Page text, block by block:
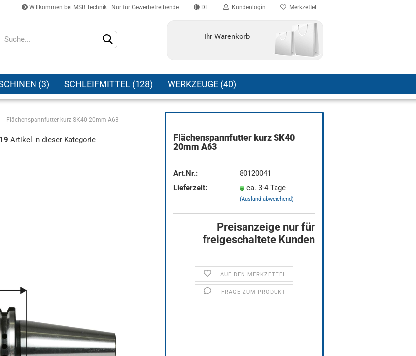
Willkommen bei MSB Technik | Nur für Gewerbetreibende DE
Sprache auswählen
Kundenlogin
Konto erstellen
Passwort vergessen?
Merkzettel
Ihr Warenkorb
(3) SCHLEIFMITTEL (128) WERKZEUGE (40)
Flächenspannfutter kurz SK40 20mm A63
19 Artikel in dieser Kategorie
Flächenspannfutter kurz SK40
20mm A63
Art.Nr.:
80120041
Lieferzeit:
ca. 3-4 Tage
(Ausland abweichend)
Preisanzeige nur für
freigeschaltete Kunden
AUF DEN MERKZETTEL
FRAGE ZUM PRODUKT